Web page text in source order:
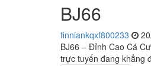
BJ66
finniankqxf800233
BJ66 – Đỉnh Cao Cá
trực tuyến đang khẳng